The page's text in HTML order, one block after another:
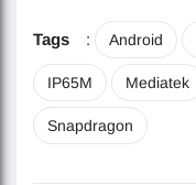
Tags : Android
IP65M Mediatek
Snapdragon